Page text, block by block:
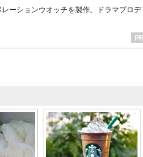
ーションウオッチを製作。ドラマプロデ